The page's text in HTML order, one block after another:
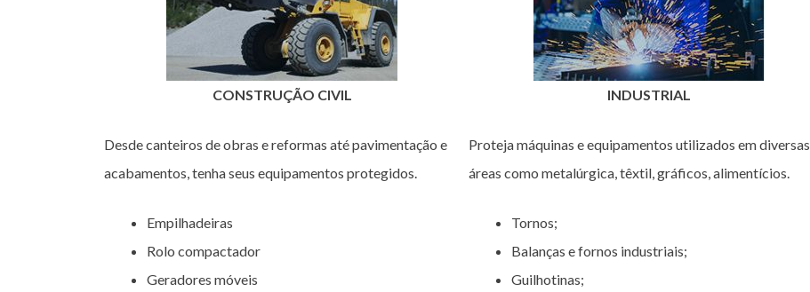
CONSTRUÇÃO CIVIL
Desde canteiros de obras e reformas até pavimentação e
acabamentos, tenha seus equipamentos protegidos.
Empilhadeiras
Rolo compactador
Geradores móveis
INDUSTRIAL
Proteja máquinas e equipamentos utilizados em diversas
áreas como metalúrgica, têxtil, gráficos, alimentícios.
Tornos;
Balanças e fornos industriais;
Guilhotinas;